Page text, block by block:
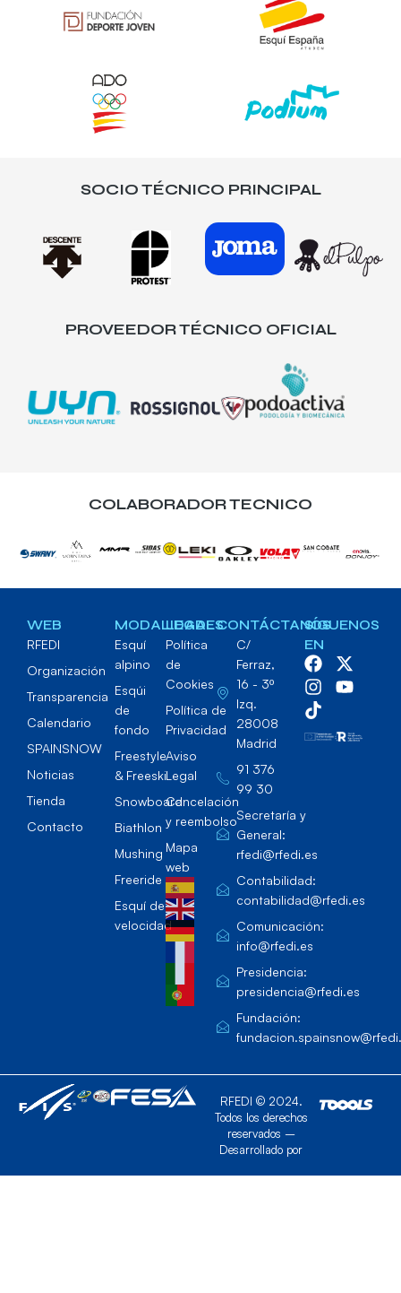
SOCIO TÉCNICO PRINCIPAL
PROVEEDOR TÉCNICO OFICIAL
COLABORADOR TECNICO
WEB
RFEDI
Organización
Transparencia
Calendario
SPAINSNOW
Noticias
Tienda
Contacto
MODALIDADES
Esquí
alpino
Esqúi
de
fondo
Freestyle
& Freeski
Snowboard
Biathlon
Mushing
Freeride
Esquí de
velocidad
LEGAL
Política
de
Cookies
Política de
Privacidad
Aviso
Legal
Cancelación
y reembolso
Mapa
web
CONTÁCTANOS
C/
Ferraz,
16 - 3º
Izq.
28008
Madrid
91 376
99 30
Secretaría y
General:
rfedi@rfedi.es
Contabilidad:
contabilidad@rfedi.es
Comunicación:
info@rfedi.es
Presidencia:
presidencia@rfedi.es
Fundación:
SÍGUENOS
EN
RFEDI © 2024.
Todos los derechos
reservados –
Desarrollado por